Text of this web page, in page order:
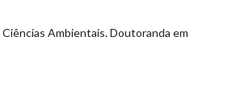
Ambientais. Doutoranda em